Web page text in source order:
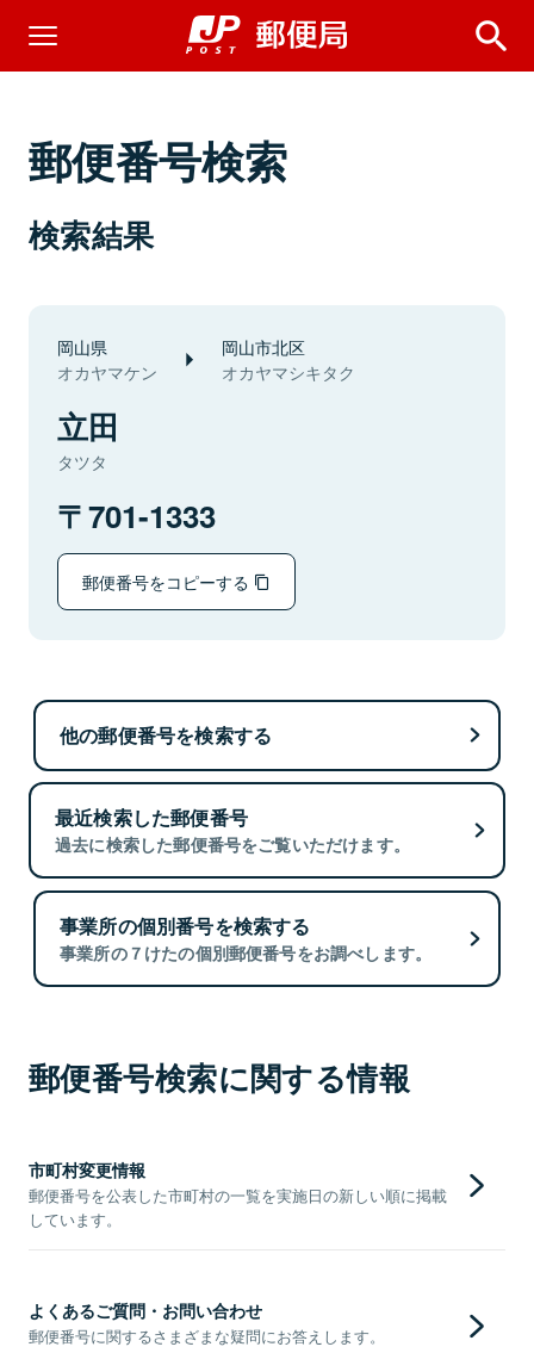
郵便番号検索
検索結果
岡山県
オカヤマケン
岡山市北区
オカヤマシキタク
立田
タツタ
701-1333
郵便番号をコピーする
他の郵便番号を検索する
最近検索した郵便番号
過去に検索した郵便番号をご覧いただけます。
事業所の個別番号を検索する
事業所の７けたの個別郵便番号をお調べします。
郵便番号検索に関する情報
市町村変更情報
郵便番号を公表した市町村の一覧を実施日の新しい順に掲載
しています。
よくあるご質問・お問い合わせ
郵便番号に関するさまざまな疑問にお答えします。